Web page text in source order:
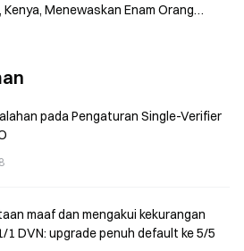
Menewaskan Enam Orang
pada Pengaturan Single-Verifier
maaf dan mengakui kekurangan
DVN: upgrade penuh default ke 5/5